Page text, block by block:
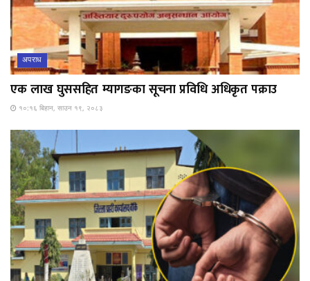
अपराध
एक लाख घुससहित म्यागङका सूचना प्रविधि अधिकृत पक्राउ
१०:१६ बिहान, साउन १९, २०८३